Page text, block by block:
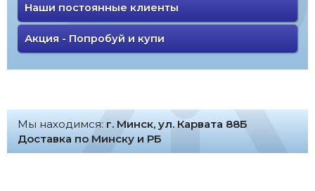
Наши постоянные клиенты
Акция - Попробуй и купи
Мы находимся: г. Минск, ул. Карвата 88Б
Доставка по Минску и РБ